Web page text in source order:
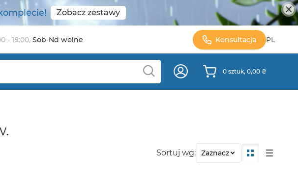
Zobacz zestawy
- 18:00, Sob-Nd wolne Konsultacja PL
0 sztuk, 0,00 ₴
Sortuj wg: Zaznacz